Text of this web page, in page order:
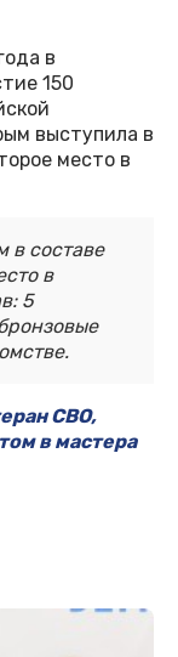
в
150
выступила в
место в
в составе
в
5
СВО,
в мастера